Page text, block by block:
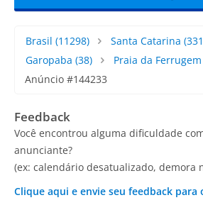
Brasil (11298) Santa Catarina
Garopaba (38) Praia da Ferrugem
Anúncio #144233
Feedback
Você encontrou alguma dificuldade
anunciante?
(ex: calendário desatualizado, demora
Clique aqui e envie seu feedback para